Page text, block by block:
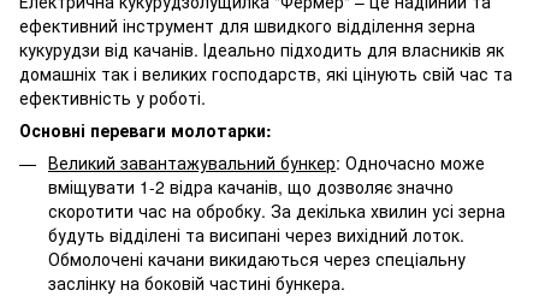
ефективний інструмент для швидкого відділення зерна
кукурудзи від качанів. Ідеально підходить для власників як
домашніх так і великих господарств, які цінують свій час та
ефективність у роботі.
Основні переваги молотарки:
Великий завантажувальний бункер: Одночасно може
вміщувати 1-2 відра качанів, що дозволяє значно
скоротити час на обробку. За декілька хвилин усі зерна
будуть відділені та висипані через вихідний лоток.
Обмолочені качани викидаються через спеціальну
заслінку на боковій частині бункера.